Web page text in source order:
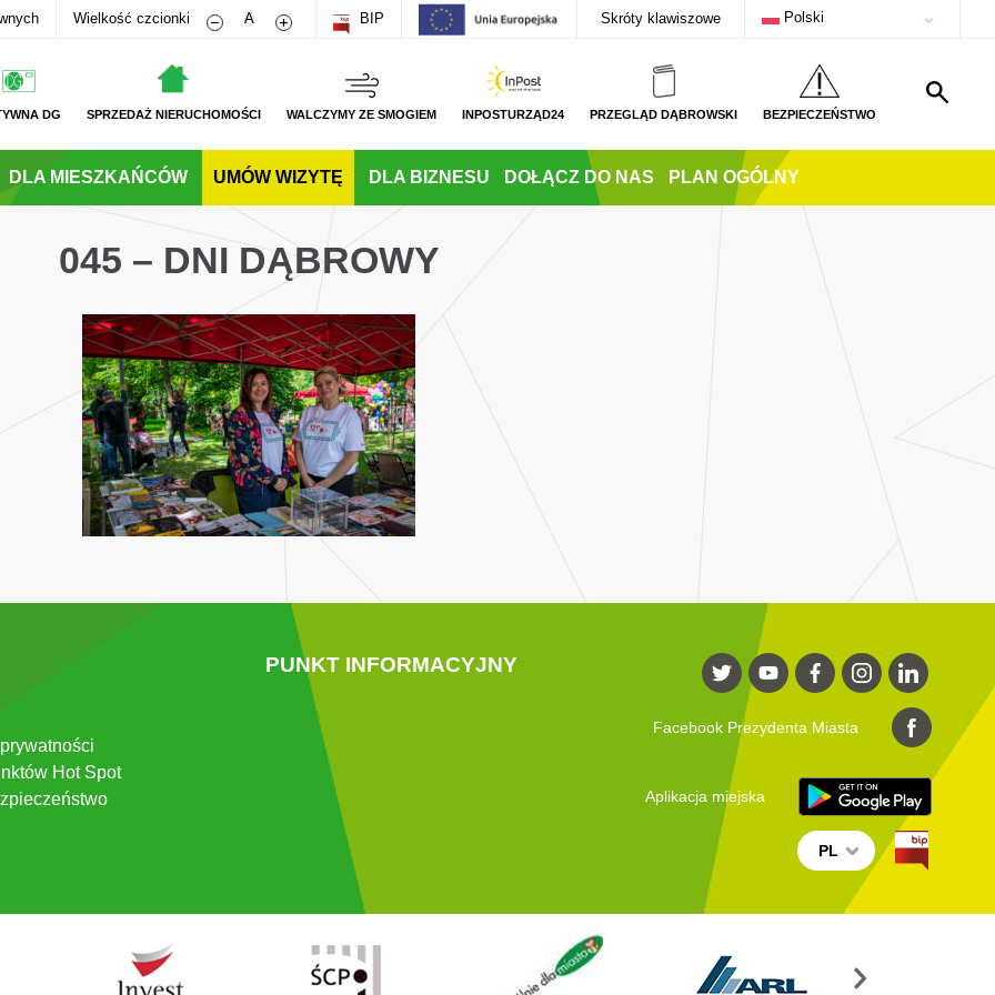
Wielkość czcionki Zmniejsz rozmiar czcionki
A Zwiększ rozmiar czcionki
BIP Skróty klawiszowe Polski
DG SPRZEDAŻ NIERUCHOMOŚCI WALCZYMY ZE SMOGIEM INPOSTURZĄD24 PRZEGLĄD DĄBROWSKI BEZPIECZEŃSTWO
DLA MIESZKAŃCÓW UMÓW WIZYTĘ DLA BIZNESU DOŁĄCZ DO NAS PLAN OGÓLNY
045 – DNI DĄBROWY
Hot Spot
PUNKT INFORMACYJNY
Facebook Prezydenta Miasta
Aplikacja miejska
PL